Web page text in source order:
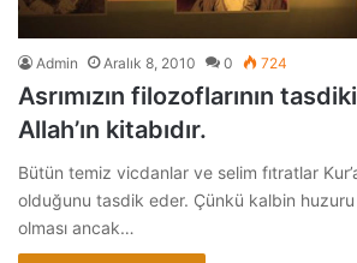
Admin Aralık 8, 2010 0 724
Asrımızın filozoflarının
Allah’ın kitabıdır.
Bütün temiz vicdanlar ve selim fıtratlar
olduğunu tasdik eder. Çünkü kalbin
olması ancak…